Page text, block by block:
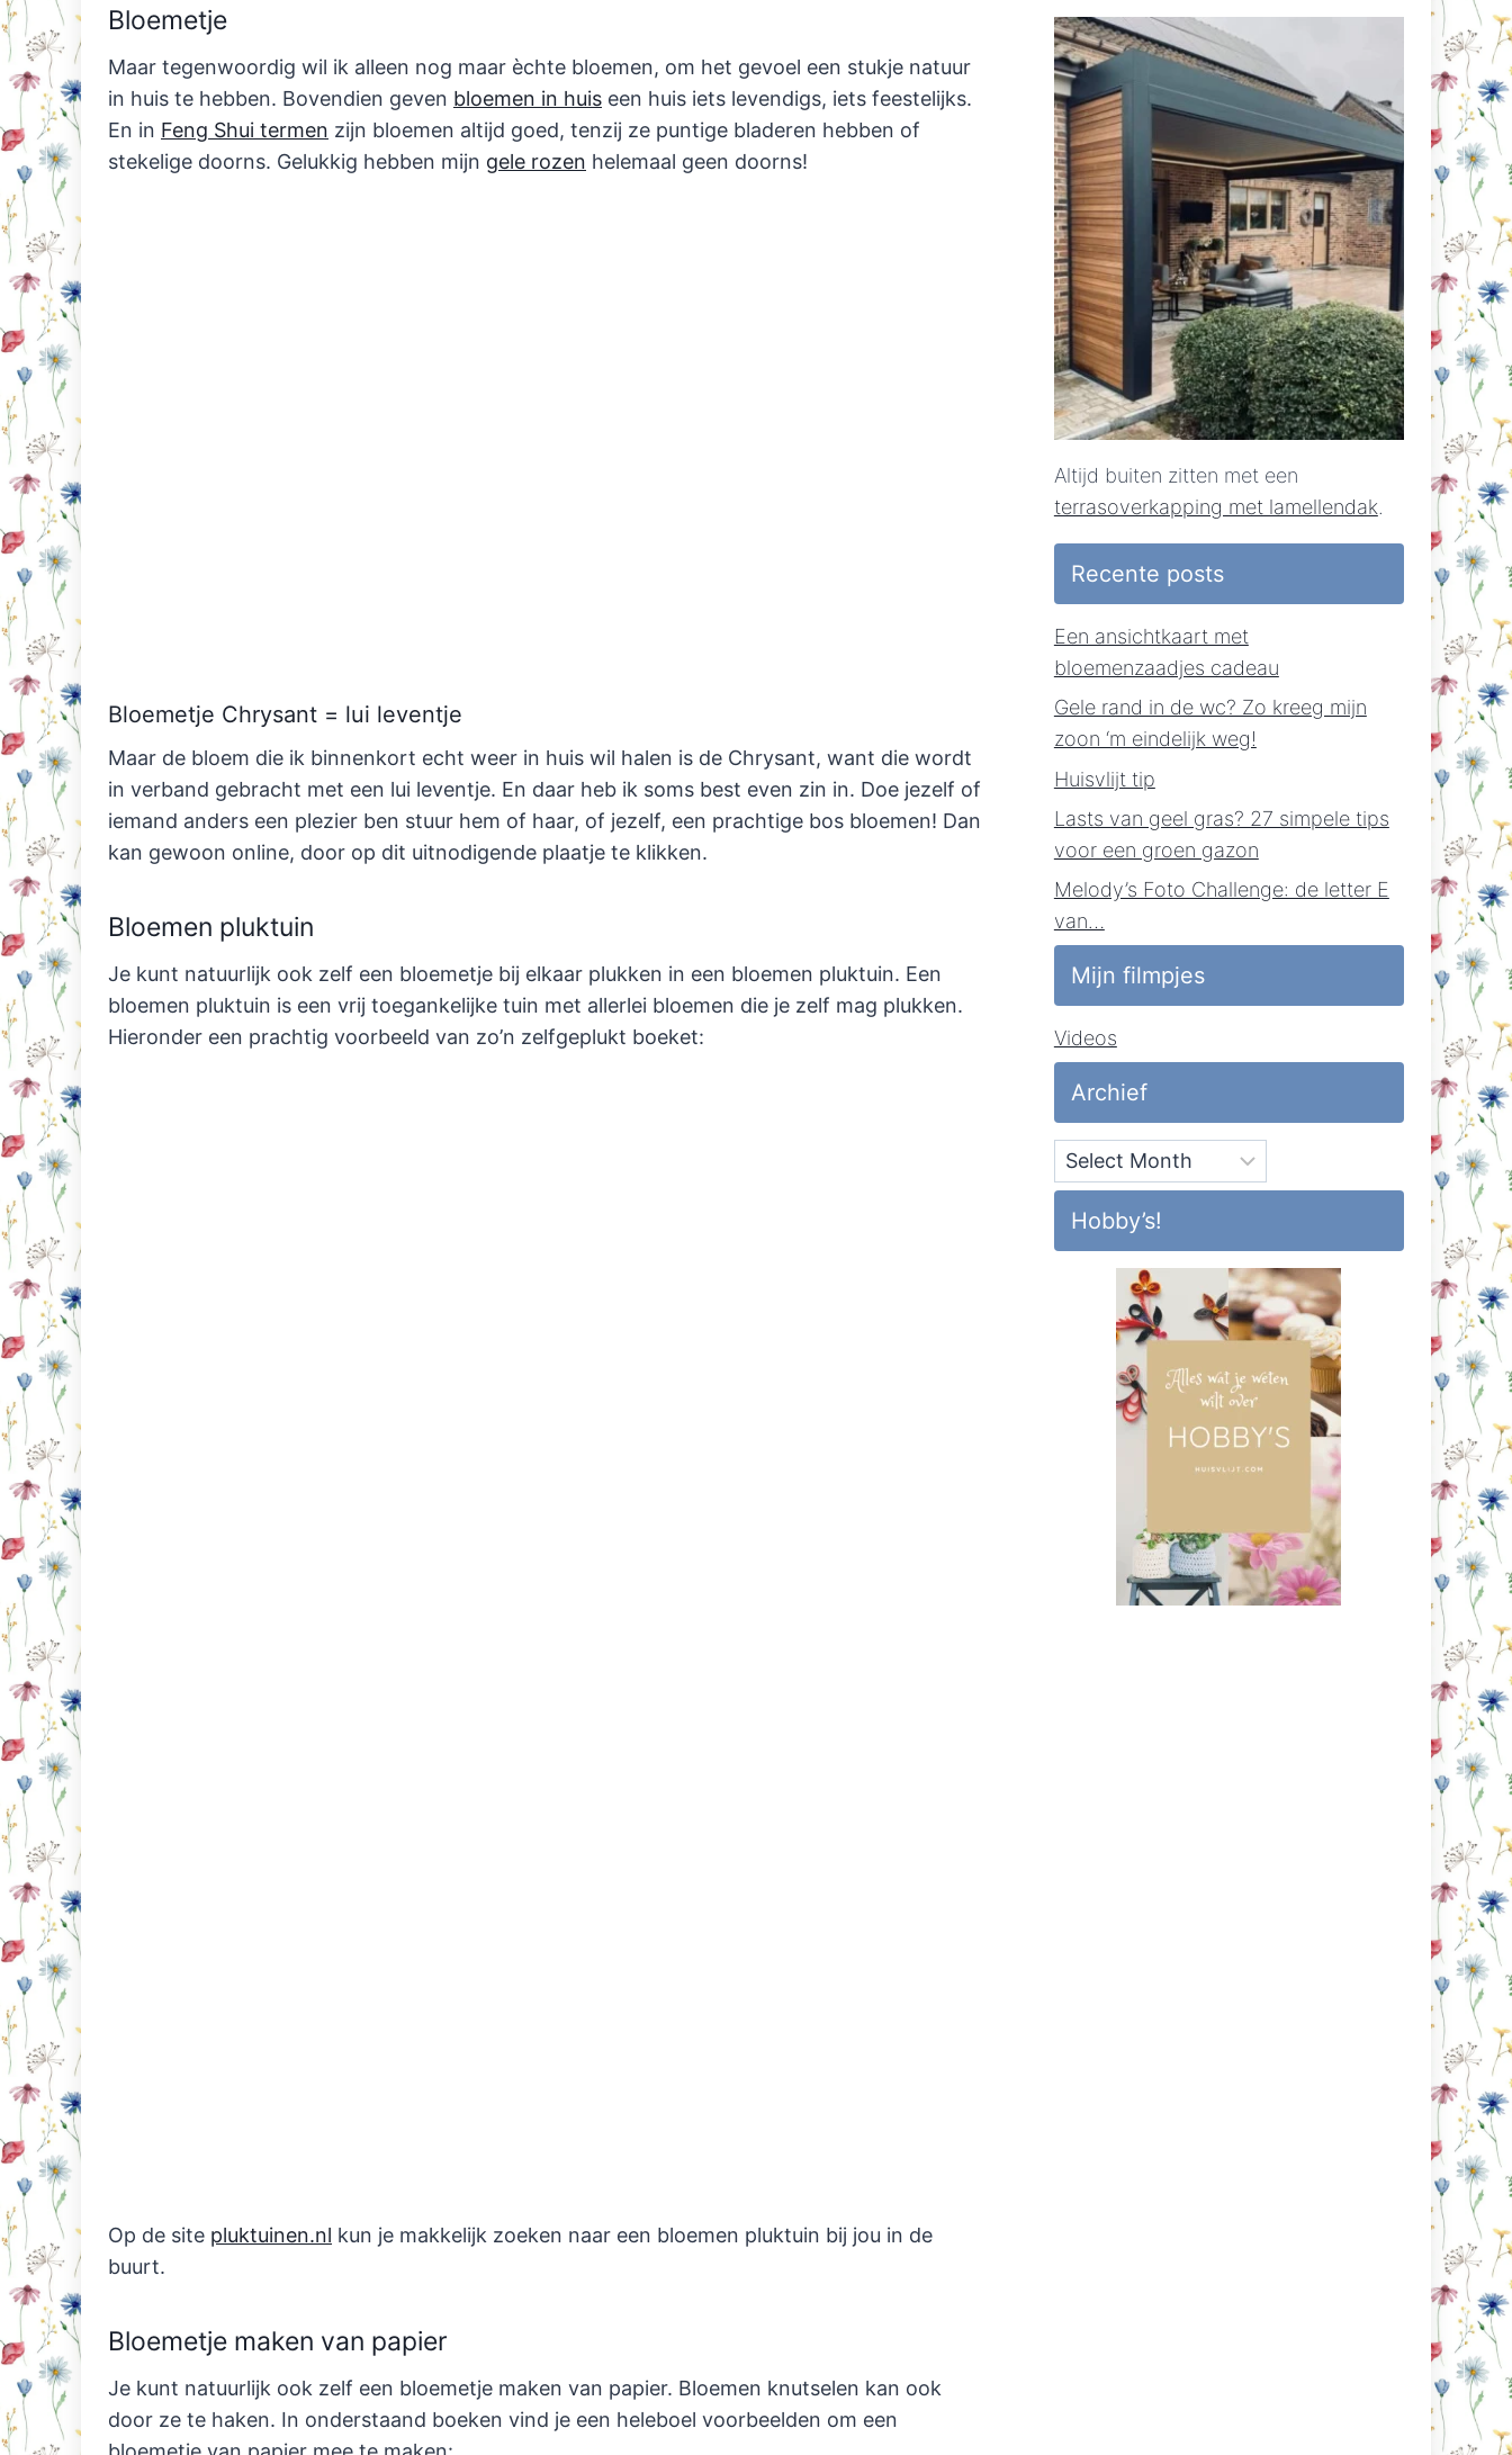
Bloemetje
Maar tegenwoordig wil ik alleen nog maar èchte bloemen, om het gevoel een stukje natuur
in huis te hebben. Bovendien geven bloemen in huis een huis iets levendigs, iets feestelijks.
En in Feng Shui termen zijn bloemen altijd goed, tenzij ze puntige bladeren hebben of
stekelige doorns. Gelukkig hebben mijn gele rozen helemaal geen doorns!
Bloemetje Chrysant = lui leventje
Maar de bloem die ik binnenkort echt weer in huis wil halen is de Chrysant, want die wordt
in verband gebracht met een lui leventje. En daar heb ik soms best even zin in. Doe jezelf of
iemand anders een plezier ben stuur hem of haar, of jezelf, een prachtige bos bloemen! Dan
kan gewoon online, door op dit uitnodigende plaatje te klikken.
Bloemen pluktuin
Je kunt natuurlijk ook zelf een bloemetje bij elkaar plukken in een bloemen pluktuin. Een
bloemen pluktuin is een vrij toegankelijke tuin met allerlei bloemen die je zelf mag plukken.
Hieronder een prachtig voorbeeld van zo’n zelfgeplukt boeket:
Op de site pluktuinen.nl kun je makkelijk zoeken naar een bloemen pluktuin bij jou in de
buurt.
Bloemetje maken van papier
Je kunt natuurlijk ook zelf een bloemetje maken van papier. Bloemen knutselen kan ook
door ze te haken. In onderstaand boeken vind je een heleboel voorbeelden om een
Altijd buiten zitten met een
terrasoverkapping met lamellendak.
Recente posts
Een ansichtkaart met
bloemenzaadjes cadeau
Gele rand in de wc? Zo kreeg mijn
zoon ‘m eindelijk weg!
Huisvlijt tip
Lasts van geel gras? 27 simpele tips
voor een groen gazon
Melody’s Foto Challenge: de letter E
van…
Mijn filmpjes
Videos
Archief
Archief
Hobby’s!